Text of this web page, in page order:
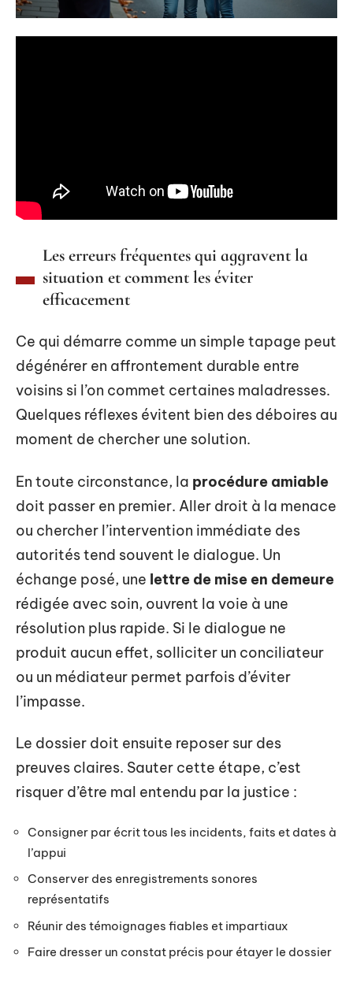
Les erreurs fréquentes qui aggravent la
situation et comment les éviter
efficacement
Ce qui démarre comme un simple tapage peut
dégénérer en affrontement durable entre
voisins si l’on commet certaines maladresses.
Quelques réflexes évitent bien des déboires au
moment de chercher une solution.
En toute circonstance, la procédure amiable
doit passer en premier. Aller droit à la menace
ou chercher l’intervention immédiate des
autorités tend souvent le dialogue. Un
échange posé, une lettre de mise en demeure
rédigée avec soin, ouvrent la voie à une
résolution plus rapide. Si le dialogue ne
produit aucun effet, solliciter un conciliateur
ou un médiateur permet parfois d’éviter
l’impasse.
Le dossier doit ensuite reposer sur des
preuves claires. Sauter cette étape, c’est
risquer d’être mal entendu par la justice :
Consigner par écrit tous les incidents, faits et dates à
l’appui
Conserver des enregistrements sonores
représentatifs
Réunir des témoignages fiables et impartiaux
Faire dresser un constat précis pour étayer le dossier